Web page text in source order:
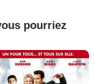
pourriez